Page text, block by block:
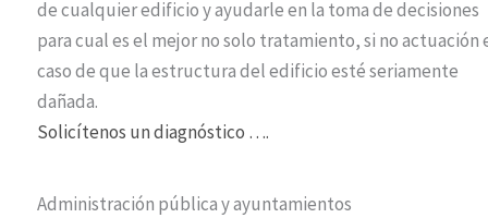
de cualquier edificio y ayudarle en la toma de decisiones
para cual es el mejor no solo tratamiento, si no actuación
caso de que la estructura del edificio esté seriamente
dañada.
Solicítenos un diagnóstico ….
Administración pública y ayuntamientos